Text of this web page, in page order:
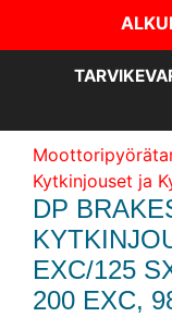
Kytkinjouset ja
DP
EXC/125
200 EXC,